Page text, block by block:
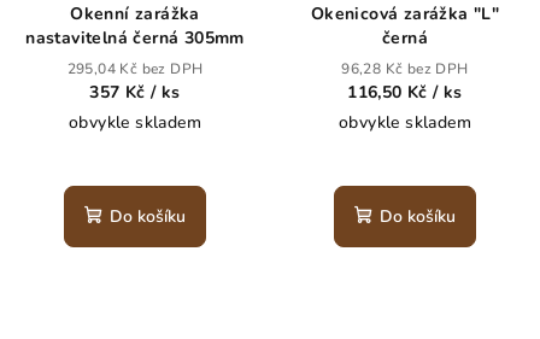
Okenní zarážka
nastavitelná černá 305mm
295,04 Kč bez DPH
357 Kč/ ks
obvykle skladem
Do košíku
Okenicová zarážka "L"
černá
96,28 Kč bez DPH
116,50 Kč/ ks
obvykle skladem
Do košíku